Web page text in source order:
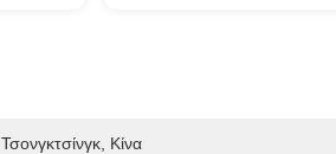
Τσονγκτσίνγκ, Κίνα